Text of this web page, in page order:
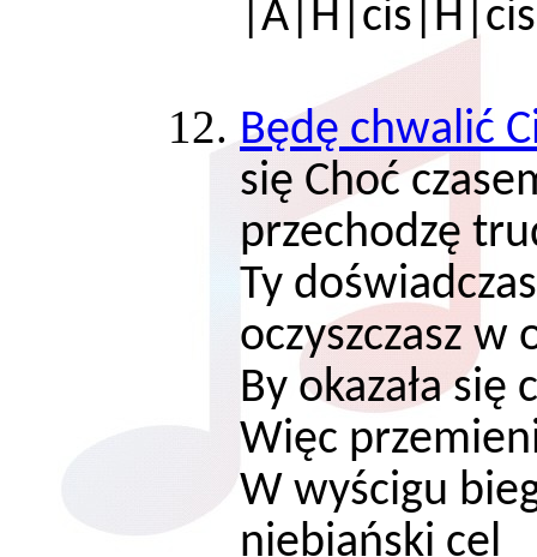
Będę chwalić
się Choć
przechodzę
Ty
oczyszczasz w
By okazała się
Więc
W wyścigu
niebiański cel